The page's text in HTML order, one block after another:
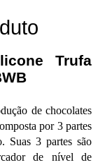
Trufa
de chocolates
por 3 partes
Suas 3 partes são
de nível de